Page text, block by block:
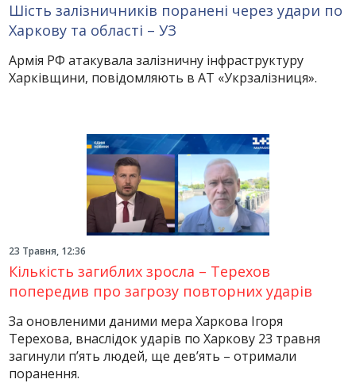
Шість залізничників поранені через удари по
Харкову та області – УЗ
Армія РФ атакувала залізничну інфраструктуру
Харківщини, повідомляють в АТ «Укрзалізниця».
23 Травня, 12:36
Кількість загиблих зросла – Терехов
попередив про загрозу повторних ударів
За оновленими даними мера Харкова Ігоря
Терехова, внаслідок ударів по Харкову 23 травня
загинули п’ять людей, ще дев’ять – отримали
поранення.